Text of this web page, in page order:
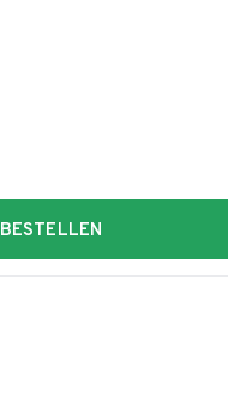
BESTELLEN